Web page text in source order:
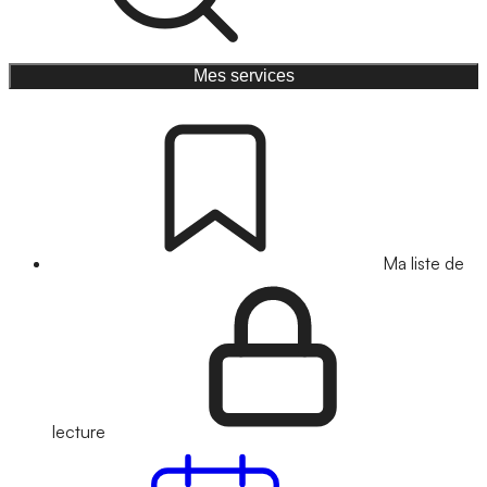
Mes services
Ma liste de
lecture